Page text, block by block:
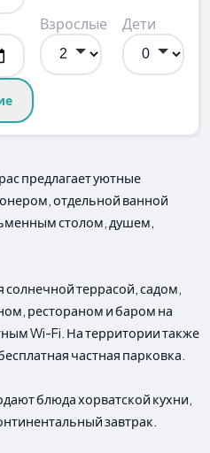
Взрослые Дети
предлагает уютные
отдельной ванной
столом, душем,
солнечной террасой, садом,
рестораном и баром на
Wi-Fi. На территории также
частная парковка.
блюда хорватской кухни,
завтрак.